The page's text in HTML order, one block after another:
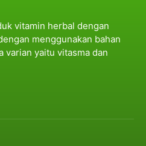
vitamin herbal dengan
menggunakan bahan
varian yaitu vitasma dan